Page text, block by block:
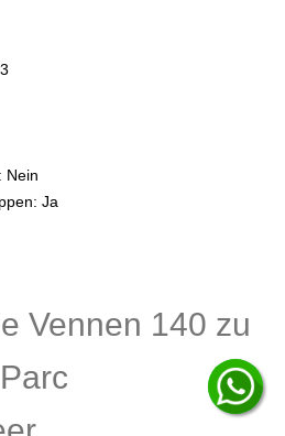
Nein
Ja
Vennen 140 zu